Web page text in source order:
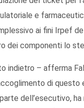
e
ai fini Irpef
dei componenti lo
indietro – afferma
di questo
dell’esecutivo, ha